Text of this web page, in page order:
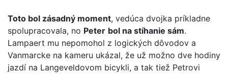
Toto bol zásadný moment, vedúca dvojka príkladne
spolupracovala, no Peter bol na stíhanie sám.
Lampaert mu nepomohol z logických dôvodov a
Vanmarcke na kameru ukázal, že už možno dve hodiny
jazdí na Langeveldovom bicykli, a tak tiež Petrovi